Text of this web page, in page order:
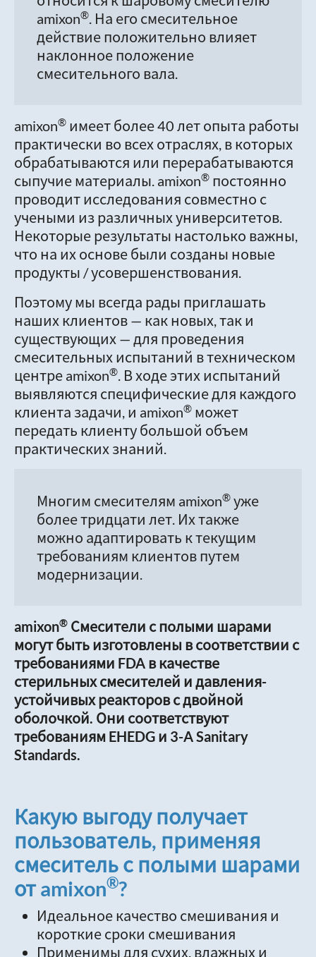
amixon®. На его смесительное
действие положительно влияет
наклонное положение
смесительного вала.
amixon® имеет более 40 лет опыта работы
практически во всех отраслях, в которых
обрабатываются или перерабатываются
сыпучие материалы. amixon® постоянно
проводит исследования совместно с
учеными из различных университетов.
Некоторые результаты настолько важны,
что на их основе были созданы новые
продукты / усовершенствования.
Поэтому мы всегда рады приглашать
наших клиентов — как новых, так и
существующих — для проведения
смесительных испытаний в техническом
центре amixon®. В ходе этих испытаний
выявляются специфические для каждого
клиента задачи, и amixon® может
передать клиенту большой объем
практических знаний.
Многим смесителям amixon® уже
более тридцати лет. Их также
можно адаптировать к текущим
требованиям клиентов путем
модернизации.
amixon® Смесители с полыми шарами
могут быть изготовлены в соответствии с
требованиями FDA в качестве
стерильных смесителей и давления-
устойчивых реакторов с двойной
оболочкой. Они соответствуют
требованиям EHEDG и 3-A Sanitary
Standards.
Какую выгоду получает
пользователь, применяя
смеситель с полыми шарами
от amixon®?
Идеальное качество смешивания и
короткие сроки смешивания
Применимы для сухих, влажных и